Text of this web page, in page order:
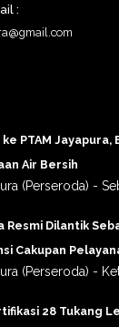
:
ke PTAM Jayapura,
Air Bersih
(Perseroda) -
Resmi Dilantik
Cakupan
(Perseroda) -
28 Tukang